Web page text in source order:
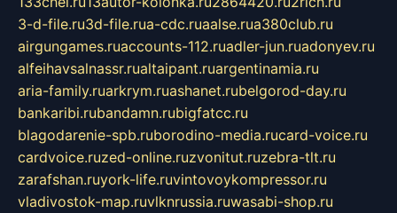
3-d-file.ru3d-file.rua-cdc.ruaalse.rua380club.ru
airgungames.ruaccounts-112.ruadler-jun.ruadonyev.ru
alfeihavsalnassr.rualtaipant.ruargentinamia.ru
aria-family.ruarkrym.ruashanet.rubelgorod-day.ru
bankaribi.rubandamn.rubigfatcc.ru
blagodarenie-spb.ruborodino-media.rucard-voice.ru
cardvoice.ruzed-online.ruzvonitut.ruzebra-tlt.ru
zarafshan.ruyork-life.ruvintovoykompressor.ru
vladivostok-map.ruvlknrussia.ruwasabi-shop.ru